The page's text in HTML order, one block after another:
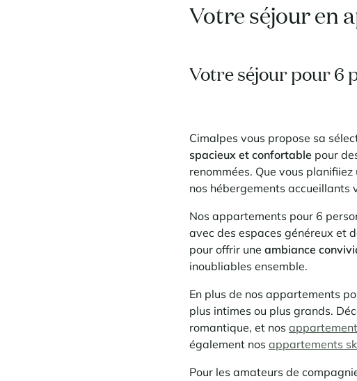
Votre séjour en
Votre séjour pour 6
Cimalpes vous propose sa
spacieux et confortable pour
renommées. Que vous
nos hébergements accueillants
Nos appartements pour 6
avec des espaces généreux et
pour offrir une ambiance
inoubliables ensemble.
En plus de nos appartements
plus intimes ou plus grands.
romantique, et nos
également nos appartements
Pour les amateurs de